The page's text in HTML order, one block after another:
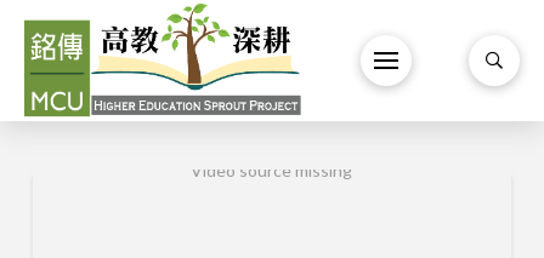
Video source missing